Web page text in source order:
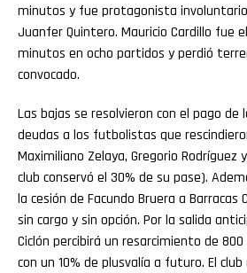
minutos y fue protagonista
Juanfer Quintero. Mauricio Cardillo fue
minutos en ocho partidos y perdió
convocado.
Las bajas se resolvieron con el pago
deudas a los futbolistas que
Maximiliano Zelaya, Gregorio Rodríguez
club conservó el 30% de su pase).
la cesión de Facundo Bruera a Barracas
sin cargo y sin opción. Por la salida
Ciclón percibirá un resarcimiento de
con un 10% de plusvalía a futuro. El